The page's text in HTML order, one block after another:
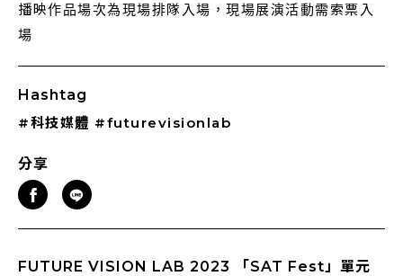
播映作品場次為現場排隊入場，現場展演活動需索票入
場
Hashtag
#科技媒體 #futurevisionlab
分享
FUTURE VISION LAB 2023 「SAT Fest」單元